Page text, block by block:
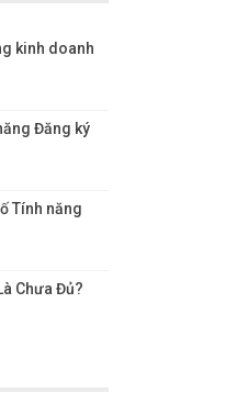
kinh doanh
Đăng ký
Tính năng
Chưa Đủ?